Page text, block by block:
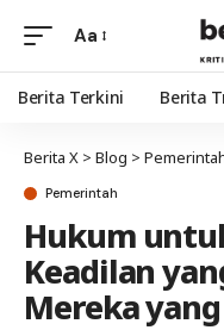
Aa
Berita Terkini Berita
Berita X > Blog >
Pemerintah
Hukum
Keadilan
Mereka